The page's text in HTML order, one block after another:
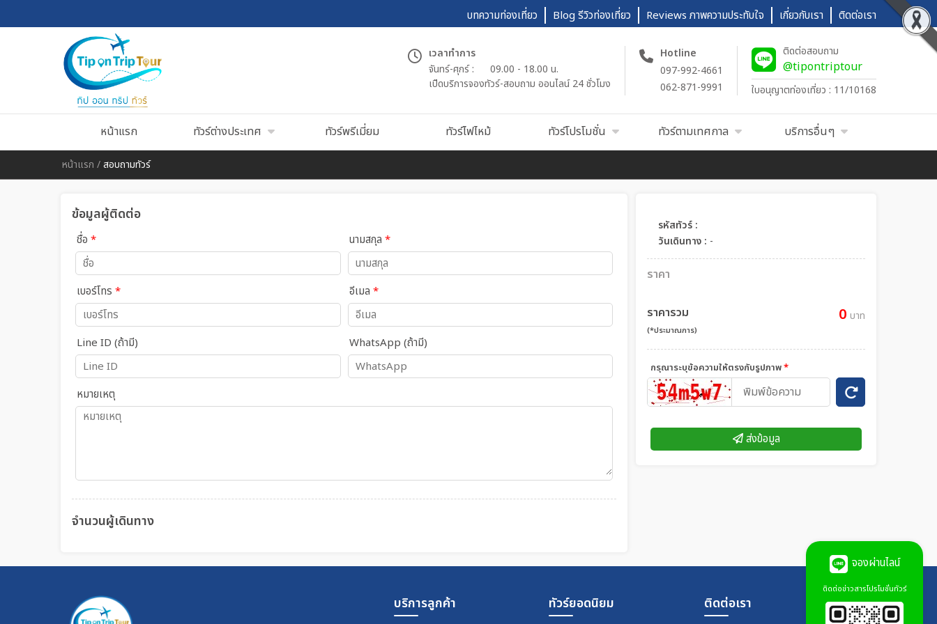
บทความท่องเที่ยว Blog รีวิวท่องเที่ยว Reviews ภาพความประทับใจ เกี่ยวกับเรา ติดต่อเรา
เวลาทำการ
จันทร์-ศุกร์ :
09.00 - 18.00 น.
เปืดบริการจองทัวร์-สอบถาม ออนไลน์ 24 ชั่วโมง
Hotline
097-992-4661
062-871-9991
ติดต่อสอบถาม
@tipontriptour
ใบอนุญาตท่องเที่ยว : 11/10168
หน้าแรก ทัวร์ต่างประเทศ ทัวร์พรีเมี่ยม ทัวร์ไฟไหม้ ทัวร์โปรโมชั่น ทัวร์ตามเทศกาล บริการอื่นๆ
หน้าแรก /สอบถามทัวร์
ข้อมูลผู้ติดต่อ
ชื่อ * นามสกุล *
เบอร์โทร * อีเมล *
Line ID (ถ้ามี) WhatsApp (ถ้ามี)
หมายเหตุ
จำนวนผู้เดินทาง
รหัสทัวร์ :
วันเดินทาง : -
ราคา
ราคารวม
(*ประมาณการ)
0 บาท
กรุณาระบุข้อความให้ตรงกับรูปภาพ*
ส่งข้อมูล
บริการลูกค้า ทัวร์ยอดนิยม ติดต่อเรา
จองผ่านไลน์
ติดต่อข่าวสารโปรโมชั่นทัวร์